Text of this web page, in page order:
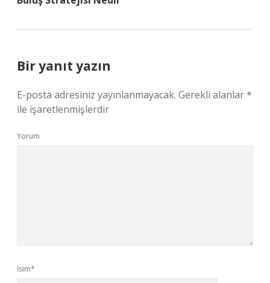
Bir yanıt yazın
E-posta adresiniz yayınlanmayacak. Gerekli alanlar*
ile işaretlenmişlerdir
Yorum
İsim*